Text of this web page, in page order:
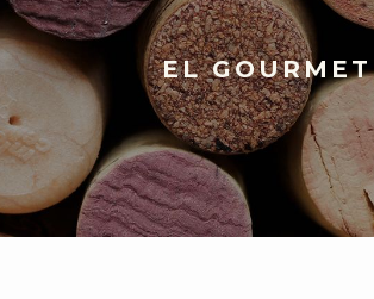
EL GOURMET